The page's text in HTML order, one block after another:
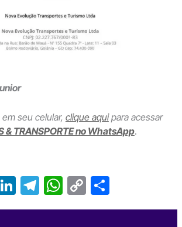
seu celular, clique aquipara acessar
& TRANSPORTE no WhatsApp.
Li
n
T
el
W
h
C
o
S
h